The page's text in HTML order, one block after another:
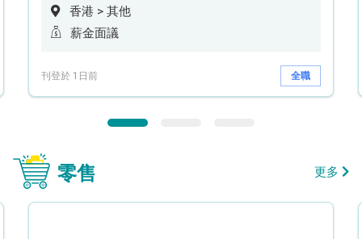
香港 > 其他
薪金面議
刊登於 1日前 全職
零售 更多